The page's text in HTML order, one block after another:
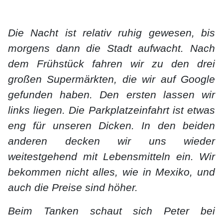
Die Nacht ist relativ ruhig gewesen, bis
morgens dann die Stadt aufwacht. Nach
dem Frühstück fahren wir zu den drei
großen Supermärkten, die wir auf Google
gefunden haben. Den ersten lassen wir
links liegen. Die Parkplatzeinfahrt ist etwas
eng für unseren Dicken. In den beiden
anderen decken wir uns wieder
weitestgehend mit Lebensmitteln ein. Wir
bekommen nicht alles, wie in Mexiko, und
auch die Preise sind höher.
Beim Tanken schaut sich Peter bei